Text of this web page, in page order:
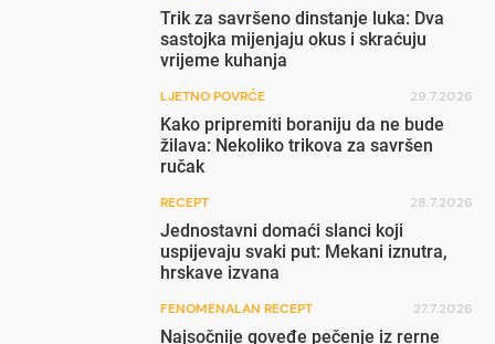
Trik za savršeno dinstanje luka: Dva
sastojka mijenjaju okus i skraćuju
vrijeme kuhanja
LJETNO POVRĆE 29.7.2026
Kako pripremiti boraniju da ne bude
žilava: Nekoliko trikova za savršen
ručak
RECEPT 28.7.2026
Jednostavni domaći slanci koji
uspijevaju svaki put: Mekani iznutra,
hrskave izvana
FENOMENALAN RECEPT 27.7.2026
Najsočnije goveđe pečenje iz rerne